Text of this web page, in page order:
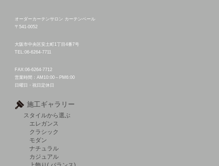
オーダーカーテンサロン カーテンベール
〒541-0052
大阪市中央区安土町1丁目4番7号
TEL:06-6264-7711
FAX:06-6264-7712
営業時間：AM10:00～PM6:00
日曜日・祝日定休日
施工ギャラリー
スタイルから選ぶ
エレガンス
クラシック
モダン
ナチュラル
カジュアル